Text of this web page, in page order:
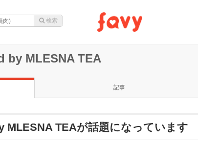
by MLESNA TEA
記事
MLESNA TEAが話題になっています